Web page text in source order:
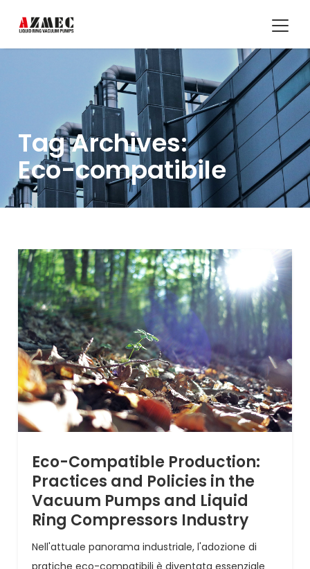
Tag Archives:
Eco-compatibile
Eco-Compatible Production:
Practices and Policies in the
Vacuum Pumps and Liquid
Ring Compressors Industry
Nell'attuale panorama industriale, l'adozione di
pratiche eco-compatibili è diventata essenziale